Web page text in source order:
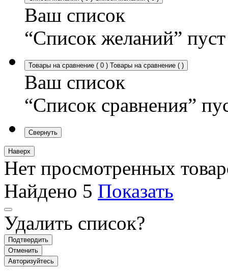
Ваш список
“Список желаний” пуст
Товары на сравнение ( 0 ) Товары на сравнение ( )
Ваш список
“Список сравнения”
Свернуть
Наверх
Нет просмотренных
Найдено 5 Показать
Удалить список?
Подтвердить
Отменить
Авторизуйтесь